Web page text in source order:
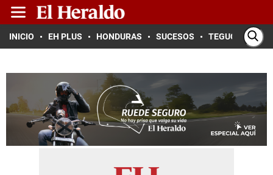
INICIO EH PLUS HONDURAS SUCESOS TEGUCIGALPA